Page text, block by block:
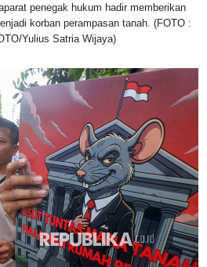
penegak hukum hadir memberikan
korban perampasan tanah. (FOTO :
Yulius Satria Wijaya)